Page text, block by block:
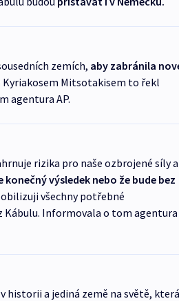
zemích, aby zabránila
Mitsotakisem to řekl
agentura AP.
rizika pro naše ozbrojené síly a
výsledek nebo že bude bez
všechny potřebné
Kábulu. Informovala o tom agentura
historii a jediná země na světě, která